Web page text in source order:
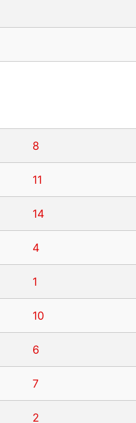
8
11
14
4
1
10
6
7
2